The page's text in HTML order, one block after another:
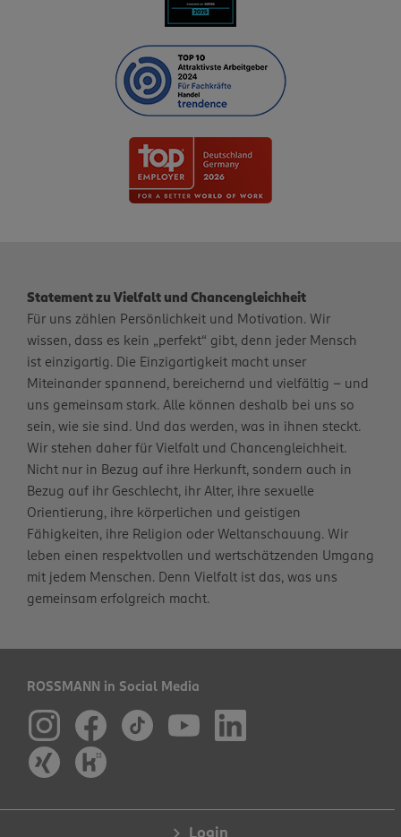
Statement zu Vielfalt und Chancengleichheit
Für uns zählen Persönlichkeit und Motivation. Wir
wissen, dass es kein „perfekt“ gibt, denn jeder Mensch
ist einzigartig. Die Einzigartigkeit macht unser
Miteinander spannend, bereichernd und vielfältig – und
uns gemeinsam stark. Alle können deshalb bei uns so
sein, wie sie sind. Und das werden, was in ihnen steckt.
Wir stehen daher für Vielfalt und Chancengleichheit.
Nicht nur in Bezug auf ihre Herkunft, sondern auch in
Bezug auf ihr Geschlecht, ihr Alter, ihre sexuelle
Orientierung, ihre körperlichen und geistigen
Fähigkeiten, ihre Religion oder Weltanschauung. Wir
leben einen respektvollen und wertschätzenden Umgang
mit jedem Menschen. Denn Vielfalt ist das, was uns
gemeinsam erfolgreich macht.
ROSSMANN in Social Media
Login